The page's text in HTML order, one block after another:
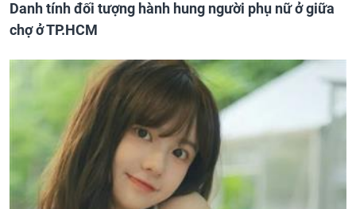
Danh tính đối tượng hành hung người phụ nữ ở giữa
chợ ở TP.HCM